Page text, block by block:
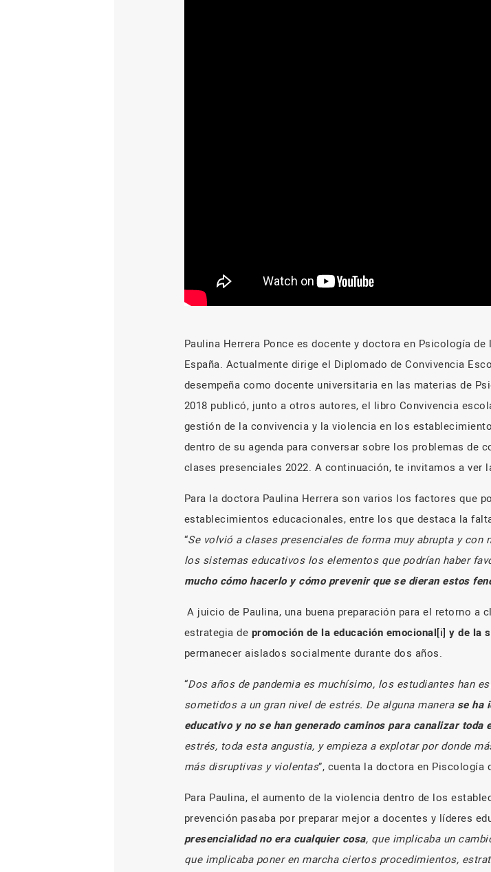
Paulina Herrera Ponce es docente y doctora en Psicología
España. Actualmente dirige el Diplomado de Convivencia
desempeña como docente universitaria en las materias de
2018 publicó, junto a otros autores, el libro Convivencia
gestión de la convivencia y la violencia en los
dentro de su agenda para conversar sobre los problemas de
clases presenciales 2022. A continuación, te invitamos a ver
Para la doctora Paulina Herrera son varios los factores que
establecimientos educacionales, entre los que destaca la
“Se volvió a clases presenciales de forma muy abrupta y con
los sistemas educativos los elementos que podrían haber
mucho cómo hacerlo y cómo prevenir que se dieran estos
A juicio de Paulina, una buena preparación para el retorno a
estrategia de promoción de la educación emocional[i] y de la
permanecer aislados socialmente durante dos años.
“Dos años de pandemia es muchísimo, los estudiantes han
sometidos a un gran nivel de estrés. De alguna manerase ha
educativo y no se han generado caminos para canalizar toda
estrés, toda esta angustia, y empieza a explotar por donde
más disruptivas y violentas”, cuenta la doctora en Piscología
Para Paulina, el aumento de la violencia dentro de los
prevención pasaba por preparar mejor a docentes y líderes
presencialidad no era cualquier cosa, que implicaba un
que implicaba poner en marcha ciertos procedimientos,